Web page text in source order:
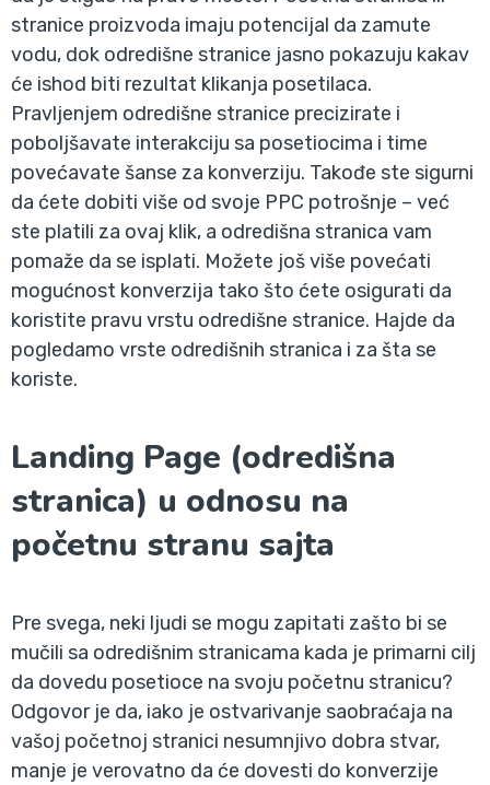
stranice proizvoda imaju potencijal da zamute
vodu, dok odredišne stranice jasno pokazuju kakav
će ishod biti rezultat klikanja posetilaca.
Pravljenjem odredišne stranice precizirate i
poboljšavate interakciju sa posetiocima i time
povećavate šanse za konverziju. Takođe ste sigurni
da ćete dobiti više od svoje PPC potrošnje – već
ste platili za ovaj klik, a odredišna stranica vam
pomaže da se isplati. Možete još više povećati
mogućnost konverzija tako što ćete osigurati da
koristite pravu vrstu odredišne stranice. Hajde da
pogledamo vrste odredišnih stranica i za šta se
koriste.
Landing Page (odredišna
stranica) u odnosu na
početnu stranu sajta
Pre svega, neki ljudi se mogu zapitati zašto bi se
mučili sa odredišnim stranicama kada je primarni cilj
da dovedu posetioce na svoju početnu stranicu?
Odgovor je da, iako je ostvarivanje saobraćaja na
vašoj početnoj stranici nesumnjivo dobra stvar,
manje je verovatno da će dovesti do konverzije